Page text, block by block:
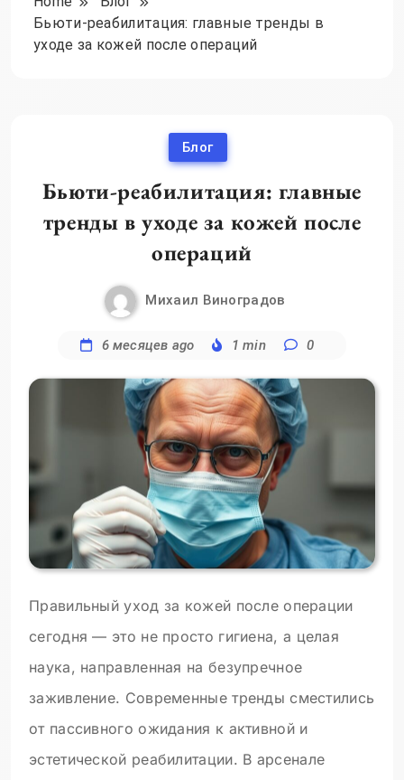
Бьюти-реабилитация: главные тренды в
уходе за кожей после операций
Блог
Бьюти-реабилитация: главные
тренды в уходе за кожей после
операций
Михаил Виноградов
6 месяцев ago 1 min 0
Правильный уход за кожей после операции
сегодня — это не просто гигиена, а целая
наука, направленная на безупречное
заживление. Современные тренды сместились
от пассивного ожидания к активной и
эстетической реабилитации. В арсенале